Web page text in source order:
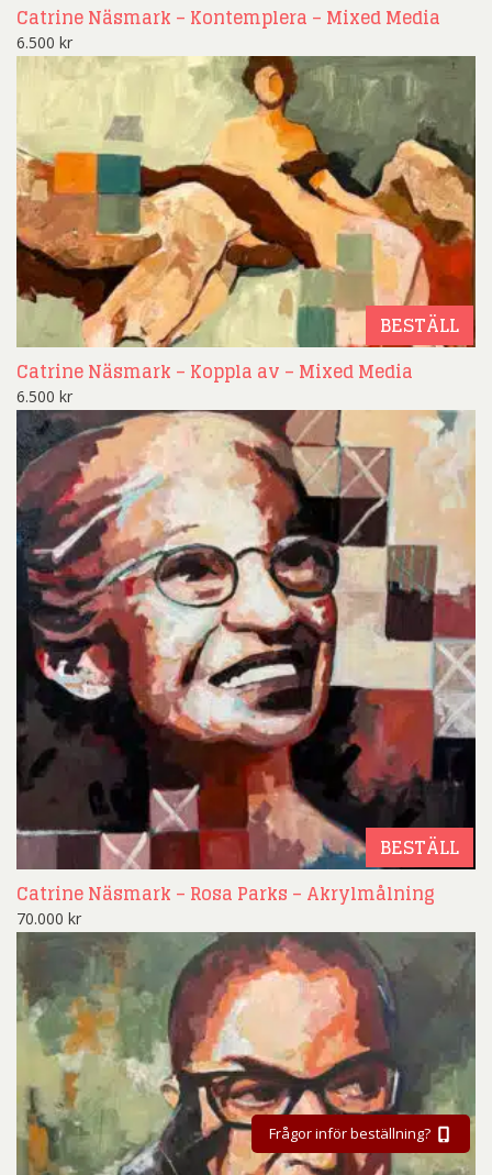
Catrine Näsmark – Kontemplera – Mixed Media
6.500 kr
BESTÄLL
Catrine Näsmark – Koppla av – Mixed Media
6.500 kr
BESTÄLL
Catrine Näsmark – Rosa Parks – Akrylmålning
70.000 kr
Frågor inför beställning?